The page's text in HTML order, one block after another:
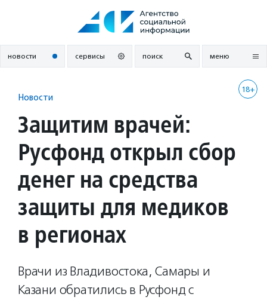
новости сервисы поиск меню
18+
Новости
Защитим врачей:
Русфонд открыл сбор
денег на средства
защиты для медиков
в регионах
Врачи из Владивостока, Самары и
Казани обратились в Русфонд с